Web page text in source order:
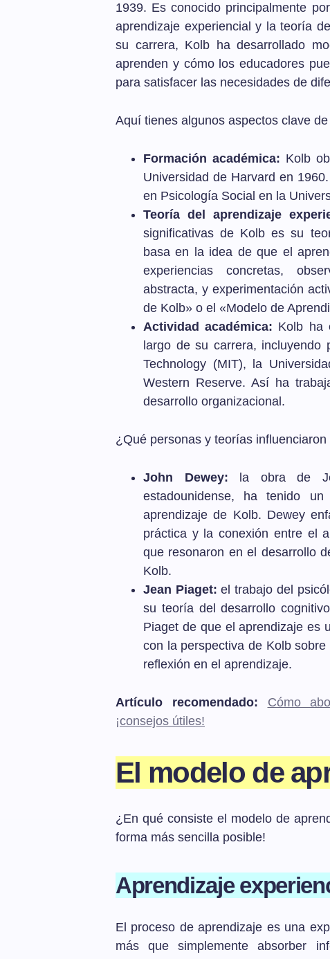
1939. Es conocido principalmente
aprendizaje experiencial y la teoría
su carrera, Kolb ha desarrollado
aprenden y cómo los educadores
para satisfacer las necesidades de
Aquí tienes algunos aspectos clave
Formación académica: Kolb
Universidad de Harvard en
en Psicología Social en la
Teoría del aprendizaje
significativas de Kolb es su
basa en la idea de que el
experiencias concretas,
abstracta, y experimentación
de Kolb» o el «Modelo de
Actividad académica: Kolb ha
largo de su carrera, incluyendo
Technology (MIT), la
Western Reserve. Así ha
desarrollo organizacional.
¿Qué personas y teorías
John Dewey: la obra de
estadounidense, ha tenido
aprendizaje de Kolb. Dewey
práctica y la conexión entre el
que resonaron en el desarrollo
Kolb.
Jean Piaget: el trabajo del
su teoría del desarrollo
Piaget de que el aprendizaje es
con la perspectiva de Kolb
reflexión en el aprendizaje.
Artículo recomendado:
Cómo
¡consejos útiles!
El modelo de
¿En qué consiste el modelo de
forma más sencilla posible!
Aprendizaje
El proceso de aprendizaje es una
más que simplemente absorber